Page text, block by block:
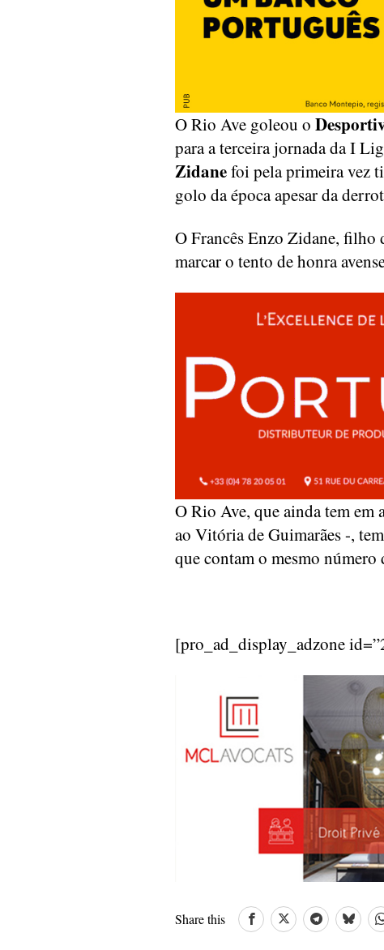
O Rio Ave goleou o
para a terceira jornada da I
Zidanefoi pela primeira vez
golo da época apesar da
O Francês Enzo Zidane, filho
marcar o tento de honra
O Rio Ave, que ainda tem em
ao Vitória de Guimarães -,
que contam o mesmo
[pro_ad_display_adzone
Share this